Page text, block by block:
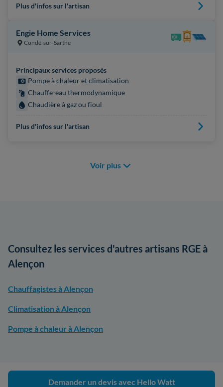
Plus d'infos sur l'artisan
Engie Home Services
Condé-sur-Sarthe
Principaux services proposés
Pompe à chaleur et climatisation
Chauffe-eau thermodynamique
Chaudière à gaz ou fioul
Plus d'infos sur l'artisan
Voir plus
Consultez les services d'autres artisans RGE à
Alençon
Chauffagistes à Alençon
Climatisation à Alençon
Pompe à chaleur à Alençon
Demander un devis avec Hello Watt